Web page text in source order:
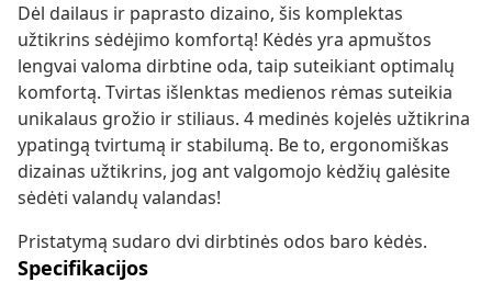
Dėl dailaus ir paprasto dizaino, šis komplektas
užtikrins sėdėjimo komfortą! Kėdės yra apmuštos
lengvai valoma dirbtine oda, taip suteikiant optimalų
komfortą. Tvirtas išlenktas medienos rėmas suteikia
unikalaus grožio ir stiliaus. 4 medinės kojelės užtikrina
ypatingą tvirtumą ir stabilumą. Be to, ergonomiškas
dizainas užtikrins, jog ant valgomojo kėdžių galėsite
sėdėti valandų valandas!
Pristatymą sudaro dvi dirbtinės odos baro kėdės.
Specifikacijos